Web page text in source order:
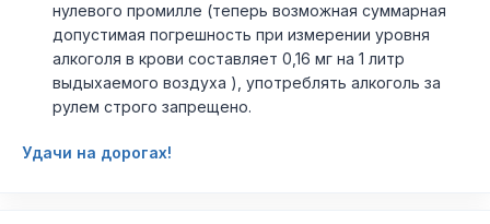
нулевого промилле (теперь возможная суммарная
допустимая погрешность при измерении уровня
алкоголя в крови составляет 0,16 мг на 1 литр
выдыхаемого воздуха ), употреблять алкоголь за
рулем строго запрещено.
Удачи на дорогах!